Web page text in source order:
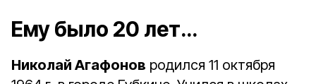
Ему было 20 лет…
Николай Агафонов родился 11 октября